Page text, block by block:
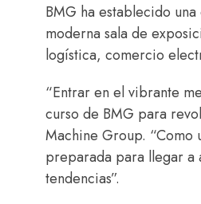
BMG ha establecido
moderna sala de
logística, comercio
“Entrar en el vibrante
curso de BMG para
Machine Group. “Como
preparada para llegar a
tendencias”.